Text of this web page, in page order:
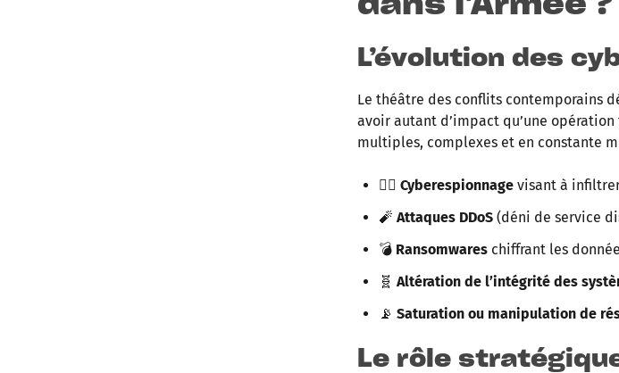
L’évolution des
Le théâtre des conflits contemporains
avoir autant d’impact qu’une
multiples, complexes et en constante
🕵️‍♂️ Cyberespionnage visant à
🧨 Attaques DDoS (déni de service
💣 Ransomwares chiffrant les
🧬 Altération de l’intégrité des
📡 Saturation ou manipulation de
Le rôle